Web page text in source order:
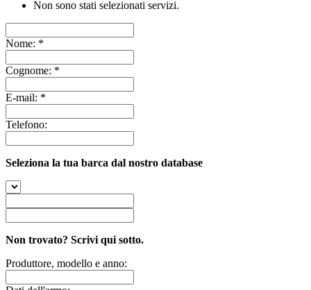
Non sono stati selezionati servizi.
Nome: *
Cognome: *
E-mail: *
Telefono:
Seleziona la tua barca dal nostro database
Non trovato? Scrivi qui sotto.
Produttore, modello e anno: